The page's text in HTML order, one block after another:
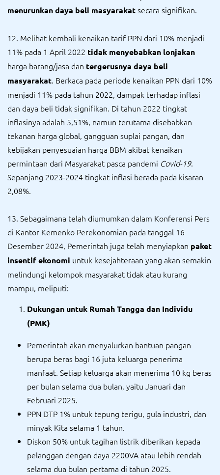
menurunkan daya beli masyarakatsecara signifikan.
12. Melihat kembali kenaikan tarif PPN dari 10% menjadi
11% pada 1 April 2022 tidak menyebabkan lonjakan
harga barang/jasa dan tergerusnya daya beli
masyarakat. Berkaca pada periode kenaikan PPN dari 10%
menjadi 11% pada tahun 2022, dampak terhadap inflasi
dan daya beli tidak signifikan. Di tahun 2022 tingkat
inflasinya adalah 5,51%, namun terutama disebabkan
tekanan harga global, gangguan suplai pangan, dan
kebijakan penyesuaian harga BBM akibat kenaikan
permintaan dari Masyarakat pasca pandemi Covid-19.
Sepanjang 2023-2024 tingkat inflasi berada pada kisaran
2,08%.
13. Sebagaimana telah diumumkan dalam Konferensi Pers
di Kantor Kemenko Perekonomian pada tanggal 16
Desember 2024, Pemerintah juga telah menyiapkan paket
insentif ekonomi untuk kesejahteraan yang akan semakin
melindungi kelompok masyarakat tidak atau kurang
mampu, meliputi:
Dukungan untuk Rumah Tangga dan Individu
(PMK)
Pemerintah akan menyalurkan bantuan pangan
berupa beras bagi 16 juta keluarga penerima
manfaat. Setiap keluarga akan menerima 10 kg beras
per bulan selama dua bulan, yaitu Januari dan
Februari 2025.
PPN DTP 1% untuk tepung terigu, gula industri, dan
minyak Kita selama 1 tahun.
Diskon 50% untuk tagihan listrik diberikan kepada
pelanggan dengan daya 2200VA atau lebih rendah
selama dua bulan pertama di tahun 2025.